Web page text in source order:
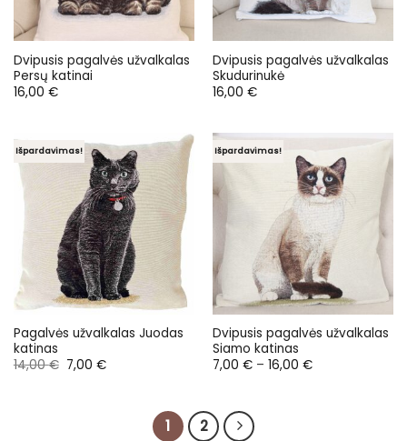
Dvipusis pagalvės užvalkalas
Persų katinai
16,00 €
Dvipusis pagalvės užvalkalas
Skudurinukė
16,00 €
Išpardavimas!
Pagalvės užvalkalas Juodas
katinas
14,00€ Original
price
7,00 €Current
Išpardavimas!
Dvipusis pagalvės užvalkalas
Siamo katinas
7,00 € – 16,00 €Price
1 2